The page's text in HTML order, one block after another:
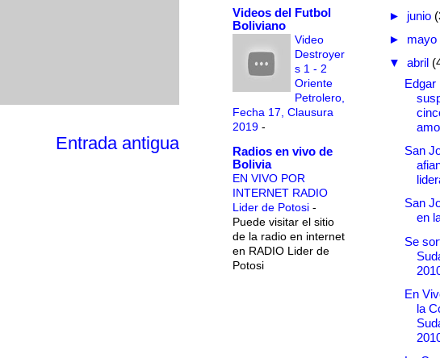
Entrada antigua
Videos del Futbol
Boliviano
Video
Destroyer
s 1 - 2
Oriente
Petrolero,
Fecha 17, Clausura
2019 -
Radios en vivo de
Bolivia
EN VIVO POR
INTERNET RADIO
Lider de Potosi -
Puede visitar el sitio
de la radio en internet
en RADIO Lider de
Potosi
► junio
► mayo
▼ abril
Edgar
San
San
en
Se
En
la